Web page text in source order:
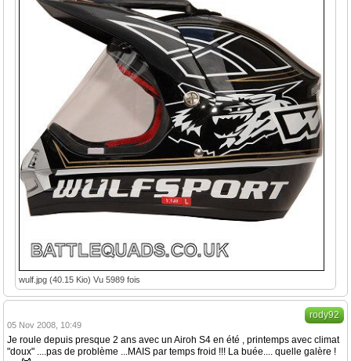
wulf.jpg (40.15 Kio) Vu 5989 fois
rody92
05 Nov 2008, 10:49
Je roule depuis presque 2 ans avec un Airoh S4 en été , printemps avec climat
"doux" ....pas de problème ...MAIS par temps froid !!! La buée.... quelle galère !